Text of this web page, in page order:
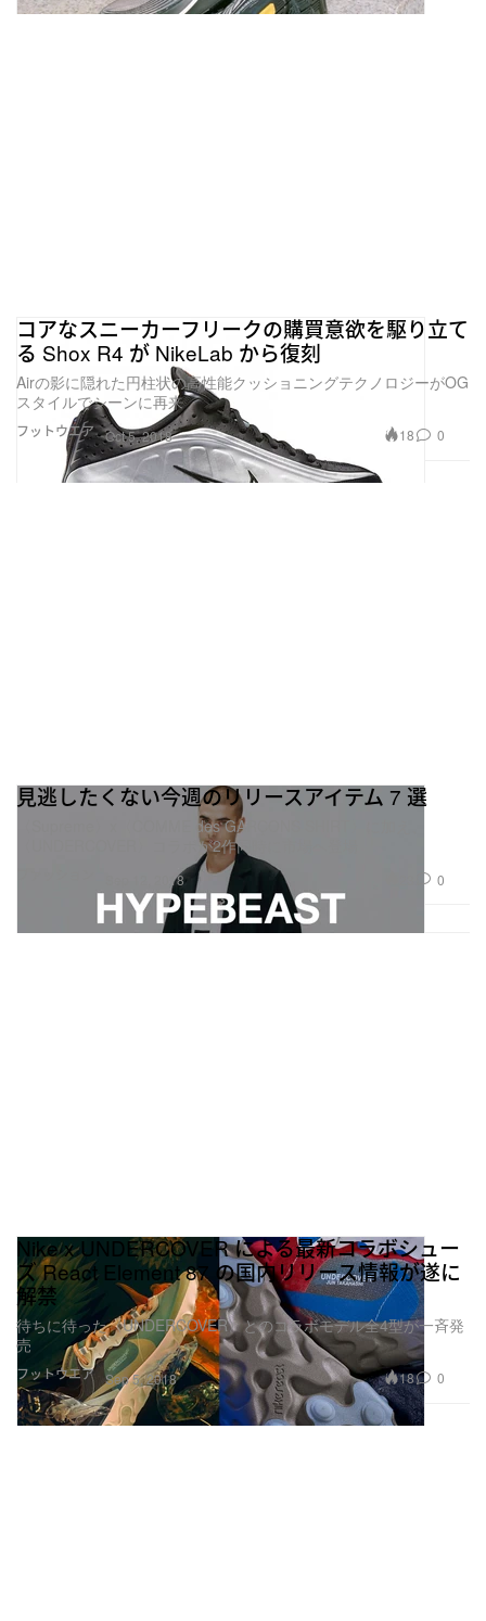
フットウエア
コアなスニーカーフリークの購買意欲を駆り立て
る Shox R4 が NikeLab から復刻
Airの影に隠れた円柱状の高性能クッショニングテクノロジーがOG
スタイルでシーンに再来
Oct 5, 2018 18 0
見逃したくない今週のリリースアイテム 7 選
〈Supreme〉x〈COMME des GARÇONS SHIRT〉に加え、
〈UNDERCOVER〉コラボが2作同時に市場へ登場
Sep 12, 2018 0
フットウエア
Nike x UNDERCOVER による最新コラボシュー
ズ React Element 87 の国内リリース情報が遂に
解禁
待ちに待った〈UNDERCOVER〉とのコラボモデル全4型が一斉発
売
Sep 5, 2018 18 0